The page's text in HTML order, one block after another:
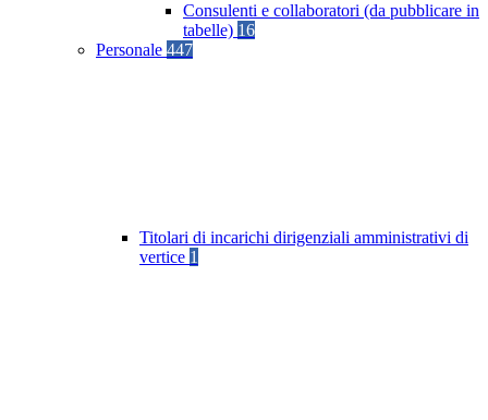
Consulenti e collaboratori (da pubblicare in
tabelle) 16
Personale 447
Titolari di incarichi dirigenziali amministrativi di
vertice 1